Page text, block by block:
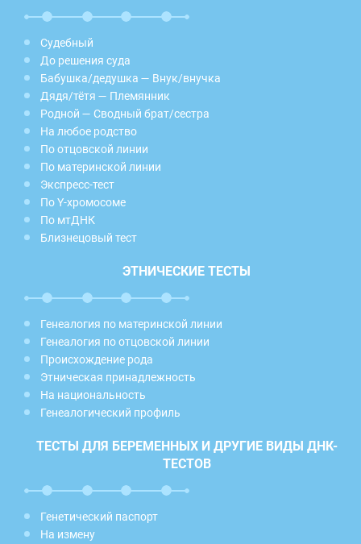
Судебный
До решения суда
Бабушка/дедушка — Внук/внучка
Дядя/тётя — Племянник
Родной — Сводный брат/сестра
На любое родство
По отцовской линии
По материнской линии
Экспресс-тест
По Y-хромосоме
По мтДНК
Близнецовый тест
ЭТНИЧЕСКИЕ ТЕСТЫ
Генеалогия по материнской линии
Генеалогия по отцовской линии
Происхождение рода
Этническая принадлежность
На национальность
Генеалогический профиль
ТЕСТЫ ДЛЯ БЕРЕМЕННЫХ И ДРУГИЕ ВИДЫ ДНК-
ТЕСТОВ
Генетический паспорт
На измену